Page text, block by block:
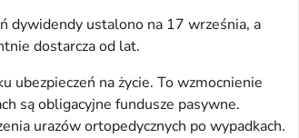
dywidendy ustalono na 17 września, a
dostarcza od lat.
ubezpieczeń na życie. To wzmocnienie
są obligacyjne fundusze pasywne.
urazów ortopedycznych po wypadkach.